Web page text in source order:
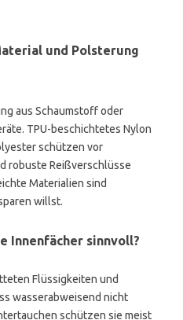
und Polsterung
aus Schaumstoff oder
TPU-beschichtetes Nylon
schützen vor
robuste Reißverschlüsse
Materialien sind
willst.
Innenfächer sinnvoll?
Flüssigkeiten und
wasserabweisend nicht
schützen sie meist